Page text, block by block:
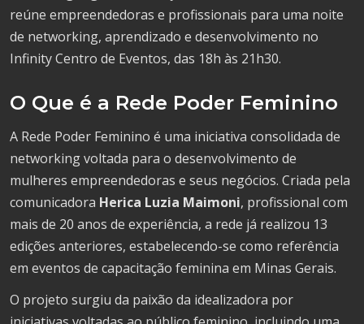
reúne empreendedoras e profissionais para uma noite
de networking, aprendizado e desenvolvimento no
Infinity Centro de Eventos, das 18h às 21h30.
O Que é a Rede Poder Feminino
A Rede Poder Feminino é uma iniciativa consolidada de
networking voltada para o desenvolvimento de
mulheres empreendedoras e seus negócios. Criada pela
comunicadora Herica Luzia Maimoni, profissional com
mais de 20 anos de experiência, a rede já realizou 13
edições anteriores, estabelecendo-se como referência
em eventos de capacitação feminina em Minas Gerais.
O projeto surgiu da paixão da idealizadora por